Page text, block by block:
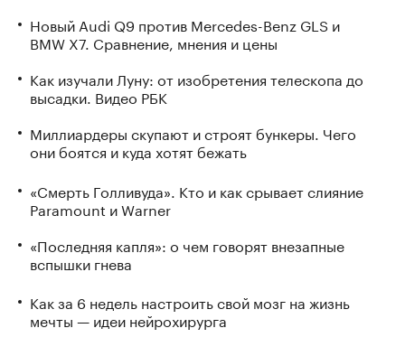
Новый Audi Q9 против Mercedes-Benz GLS и
BMW X7. Сравнение, мнения и цены
Как изучали Луну: от изобретения телескопа до
высадки. Видео РБК
Миллиардеры скупают и строят бункеры. Чего
они боятся и куда хотят бежать
«Смерть Голливуда». Кто и как срывает слияние
Paramount и Warner
«Последняя капля»: о чем говорят внезапные
вспышки гнева
Как за 6 недель настроить свой мозг на жизнь
мечты — идеи нейрохирурга